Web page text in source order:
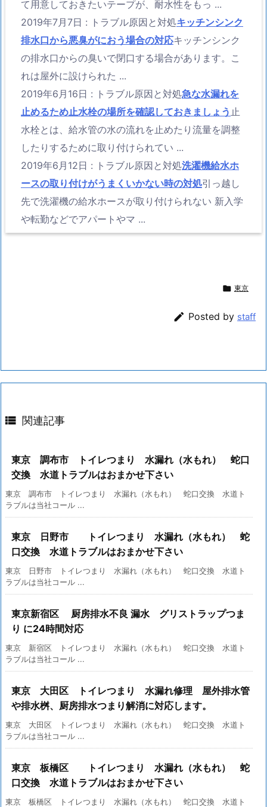
て用意しておきたいテープが、耐水性をもっ ...
2019年7月7日 : トラブル原因と対処キッチンシンク
排水口から悪臭がにおう場合の対応キッチンシンク
の排水口からの臭いで閉口する場合があります。こ
れは屋外に設けられた ...
2019年6月16日 : トラブル原因と対処急な水漏れを
止めるため止水栓の場所を確認しておきましょう 止
水栓とは、給水管の水の流れを止めたり流量を調整
したりするために取り付けられてい ...
2019年6月12日 : トラブル原因と対処洗濯機給水ホ
ースの取り付けがうまくいかない時の対処引っ越し
先で洗濯機の給水ホースが取り付けられない 新入学
や転勤などでアパートやマ ...
 東京
 Posted by staff
 関連記事
東京 調布市 トイレつまり 水漏れ（水もれ） 蛇口
交換 水道トラブルはおまかせ下さい
東京 調布市 トイレつまり 水漏れ（水もれ） 蛇口交換 水道ト
ラブルは当社コール ...
東京 日野市 トイレつまり 水漏れ（水もれ） 蛇
口交換 水道トラブルはおまかせ下さい
東京 日野市 トイレつまり 水漏れ（水もれ） 蛇口交換 水道ト
ラブルは当社コール ...
東京新宿区 厨房排水不良 漏水 グリストラップつま
り に24時間対応
東京 新宿区 トイレつまり 水漏れ（水もれ） 蛇口交換 水道ト
ラブルは当社コール ...
東京 大田区 トイレつまり 水漏れ修理 屋外排水管
や排水桝、厨房排水つまり解消に対応します。
東京 大田区 トイレつまり 水漏れ（水もれ） 蛇口交換 水道ト
ラブルは当社コール ...
東京 板橋区 トイレつまり 水漏れ（水もれ） 蛇
口交換 水道トラブルはおまかせ下さい
東京 板橋区 トイレつまり 水漏れ（水もれ） 蛇口交換 水道ト